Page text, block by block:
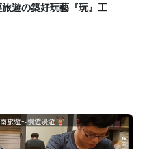
遊の築好玩藝『玩』工